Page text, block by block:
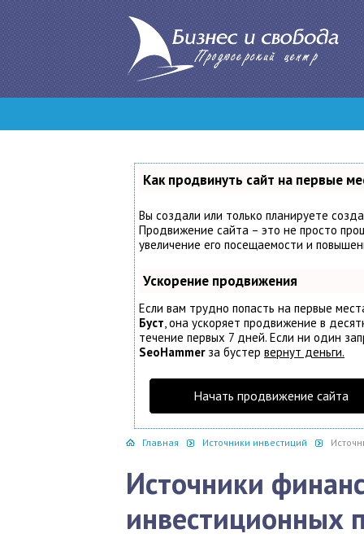
Как продвинуть сайт на первые
Вы создали или только планируете
Продвижение сайта – это не просто
увеличение его посещаемости и
Ускорение продвижения
Если вам трудно попасть на первые
Буст, она ускоряет продвижение в
течение первых 7 дней. Если ни один
SeoHammerза бустер вернут деньги.
Начать продвижение сайта
Главная Источники инвестиций
Источники
инвестиционных